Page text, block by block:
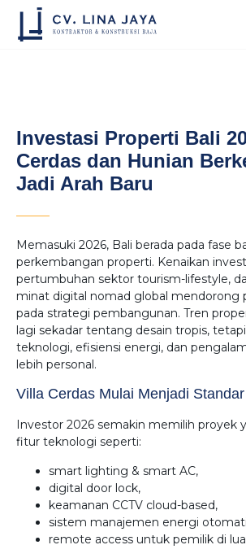
Investasi Properti Bali
Cerdas dan Hunian
Jadi Arah Baru
Memasuki 2026, Bali berada pada fase
perkembangan properti. Kenaikan
pertumbuhan sektor tourism-lifestyle,
minat digital nomad global mendorong
pada strategi pembangunan. Tren
lagi sekadar tentang desain tropis,
teknologi, efisiensi energi, dan
lebih personal.
Villa Cerdas Mulai Menjadi
Investor 2026 semakin memilih proyek
fitur teknologi seperti:
smart lighting & smart AC,
digital door lock,
keamanan CCTV cloud-based,
sistem manajemen energi
remote access untuk pemilik di